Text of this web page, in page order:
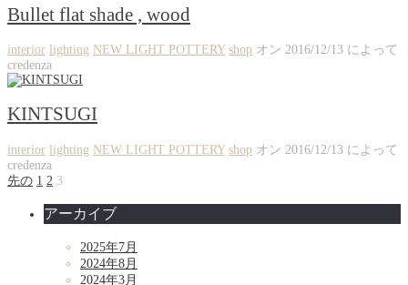
Bullet flat shade , wood
interior lighting NEW LIGHT POTTERY shop オン 2016/12/13 によって
credenza
KINTSUGI
interior lighting NEW LIGHT POTTERY shop オン 2016/12/13 によって
credenza
先の 1 2 3
アーカイブ
2025年7月
2024年8月
2024年3月